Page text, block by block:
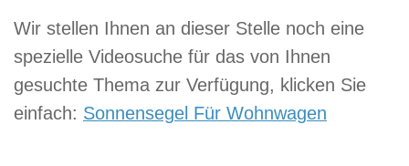
Wir stellen Ihnen an dieser Stelle noch eine
spezielle Videosuche für das von Ihnen
gesuchte Thema zur Verfügung, klicken Sie
einfach: Sonnensegel Für Wohnwagen